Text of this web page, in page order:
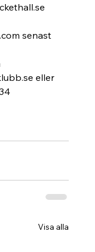
senast
eller
Visa alla